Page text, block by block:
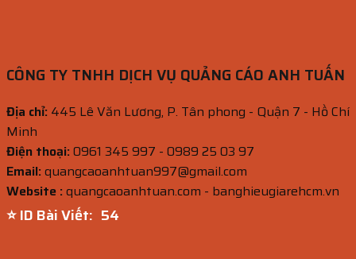
CÔNG TY TNHH DỊCH VỤ QUẢNG CÁO ANH TUẤN
Địa chỉ: 445 Lê Văn Lương, P. Tân phong - Quận 7 - Hồ Chí
Minh
Điện thoại:0961 345 997 - 0989 25 03 97
Email:quangcaoanhtuan997@gmail.com
Website :quangcaoanhtuan.com - banghieugiarehcm.vn
⭐ ID Bài Viết: 53